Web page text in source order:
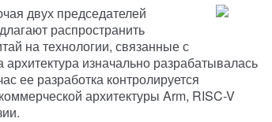
двух председателей
распространить
на технологии, связанные с
изначально разрабатывалась
ее разработка контролируется
архитектуры Arm, RISC-V